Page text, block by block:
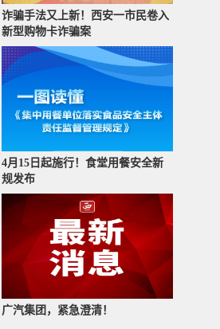
诈骗手法又上新！西安一市民卷入
新型购物卡诈骗案
4月15日起施行！食堂用餐安全新
规发布
广汽集团，紧急澄清！